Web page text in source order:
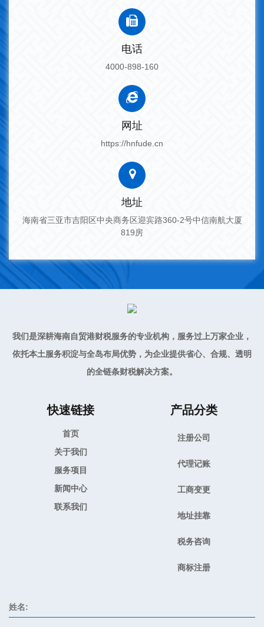
电话
4000-898-160
网址
https://hnfude.cn
地址
海南省三亚市吉阳区中央商务区迎宾路360-2号中信南航大厦
819房
我们是深耕海南自贸港财税服务的专业机构，服务过上万家企业，
依托本土服务积淀与全岛布局优势，为企业提供省心、合规、透明
的全链条财税解决方案。
快速链接
首页
关于我们
服务项目
新闻中心
联系我们
产品分类
注册公司
代理记账
工商变更
地址挂靠
税务咨询
商标注册